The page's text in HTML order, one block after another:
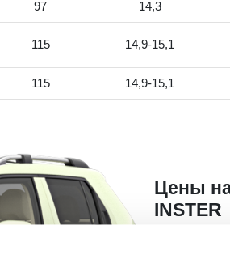
97 14,3
115 14,9-15,1
115 14,9-15,1
Цены
INSTER